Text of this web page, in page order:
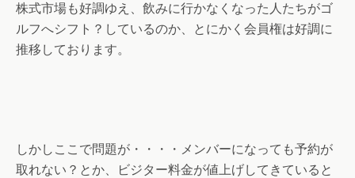
株式市場も好調ゆえ、飲みに行かなくなった人たちがゴ
ルフへシフト？しているのか、とにかく会員権は好調に
推移しております。
しかしここで問題が・・・・メンバーになっても予約が
取れない？とか、ビジター料金が値上げしてきていると